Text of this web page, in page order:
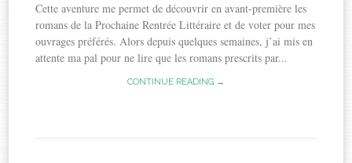
Cette aventure me permet de découvrir en avant-première les
romans de la Prochaine Rentrée Littéraire et de voter pour mes
ouvrages préférés. Alors depuis quelques semaines, j’ai mis en
attente ma pal pour ne lire que les romans prescrits par...
CONTINUE READING →